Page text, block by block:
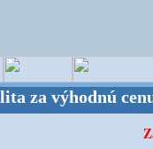
výhodnú cenu!